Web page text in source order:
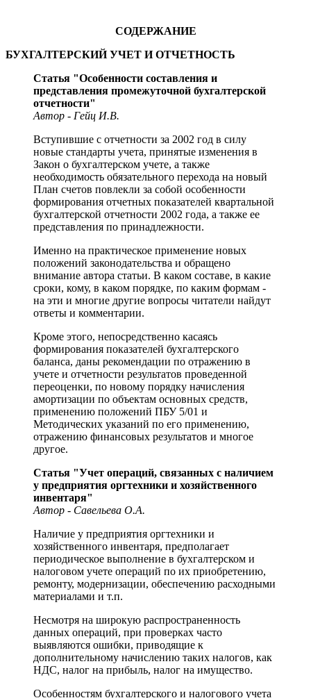
СОДЕРЖАНИЕ
БУХГАЛТЕРСКИЙ УЧЕТ И ОТЧЕТНОСТЬ
Статья "Особенности составления и
представления промежуточной бухгалтерской
отчетности"
Автор - Гейц И.В.
Вступившие с отчетности за 2002 год в силу
новые стандарты учета, принятые изменения в
Закон о бухгалтерском учете, а также
необходимость обязательного перехода на новый
План счетов повлекли за собой особенности
формирования отчетных показателей квартальной
бухгалтерской отчетности 2002 года, а также ее
представления по принадлежности.
Именно на практическое применение новых
положений законодательства и обращено
внимание автора статьи. В каком составе, в какие
сроки, кому, в каком порядке, по каким формам -
на эти и многие другие вопросы читатели найдут
ответы и комментарии.
Кроме этого, непосредственно касаясь
формирования показателей бухгалтерского
баланса, даны рекомендации по отражению в
учете и отчетности результатов проведенной
переоценки, по новому порядку начисления
амортизации по объектам основных средств,
применению положений ПБУ 5/01 и
Методических указаний по его применению,
отражению финансовых результатов и многое
другое.
Статья "Учет операций, связанных с наличием
у предприятия оргтехники и хозяйственного
инвентаря"
Автор - Савельева О.А.
Наличие у предприятия оргтехники и
хозяйственного инвентаря, предполагает
периодическое выполнение в бухгалтерском и
налоговом учете операций по их приобретению,
ремонту, модернизации, обеспечению расходными
материалами и т.п.
Несмотря на широкую распространенность
данных операций, при проверках часто
выявляются ошибки, приводящие к
дополнительному начислению таких налогов, как
НДС, налог на прибыль, налог на имущество.
Особенностям бухгалтерского и налогового учета